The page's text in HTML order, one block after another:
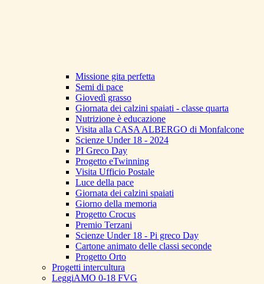
Missione gita perfetta
Semi di pace
Giovedì grasso
Giornata dei calzini spaiati - classe quarta
Nutrizione è educazione
Visita alla CASA ALBERGO di Monfalcone
Scienze Under 18 - 2024
PI Greco Day
Progetto eTwinning
Visita Ufficio Postale
Luce della pace
Giornata dei calzini spaiati
Giorno della memoria
Progetto Crocus
Premio Terzani
Scienze Under 18 - Pi greco Day
Cartone animato delle classi seconde
Progetto Orto
Progetti intercultura
LeggiAMO 0-18 FVG